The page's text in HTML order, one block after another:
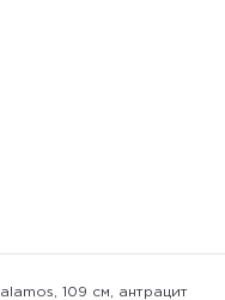
109 см, антрацит